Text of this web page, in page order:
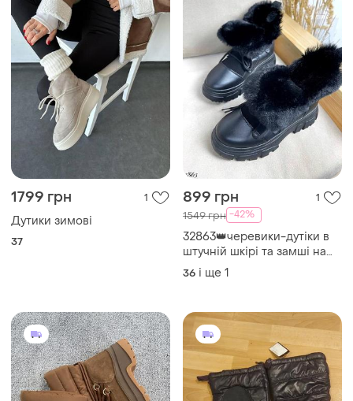
1799 грн 1
Дутики зимові
37
899 грн 1
1549 грн -42%
32863👑черевики-дутіки в
штучній шкірі та замші на
підкладі зі штучного хутра
36 і ще 1